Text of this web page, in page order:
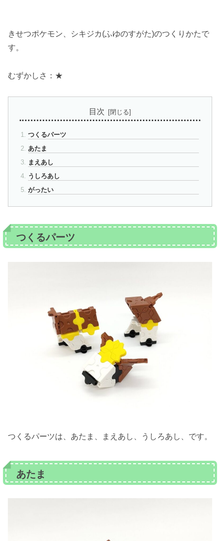
きせつポケモン、シキジカ(ふゆのすがた)のつくりかたで
す。
むずかしさ：★
目次
つくるパーツ
あたま
まえあし
うしろあし
がったい
つくるパーツ
つくるパーツは、あたま、まえあし、うしろあし、です。
あたま